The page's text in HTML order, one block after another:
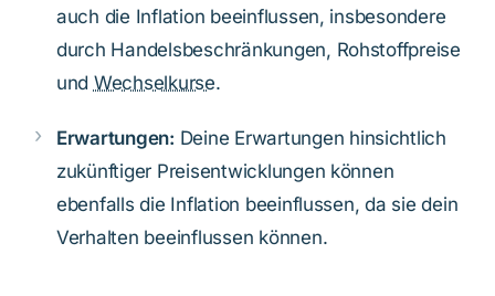
auch die Inflation beeinflussen, insbesondere
durch Handelsbeschränkungen, Rohstoffpreise
und Wechselkurse.
Erwartungen: Deine Erwartungen hinsichtlich
zukünftiger Preisentwicklungen können
ebenfalls die Inflation beeinflussen, da sie dein
Verhalten beeinflussen können.